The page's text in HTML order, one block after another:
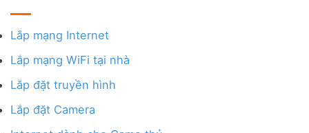
Lắp mạng Internet
Lắp mạng WiFi tại nhà
Lắp đặt truyền hình
Lắp đặt Camera